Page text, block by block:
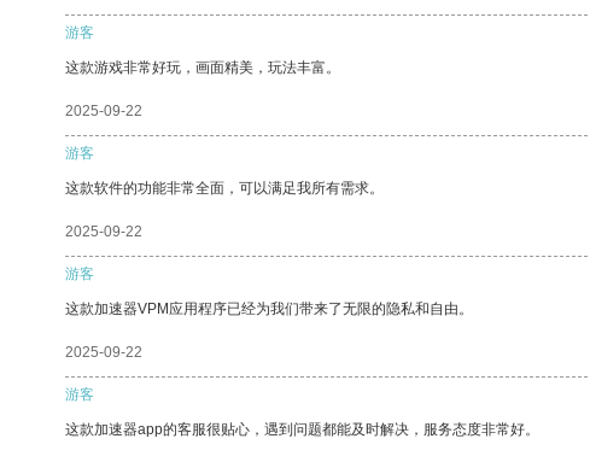
游客
这款游戏非常好玩，画面精美，玩法丰富。
2025-09-22
游客
这款软件的功能非常全面，可以满足我所有需求。
2025-09-22
游客
这款加速器VPM应用程序已经为我们带来了无限的隐私和自由。
2025-09-22
游客
这款加速器app的客服很贴心，遇到问题都能及时解决，服务态度非常好。